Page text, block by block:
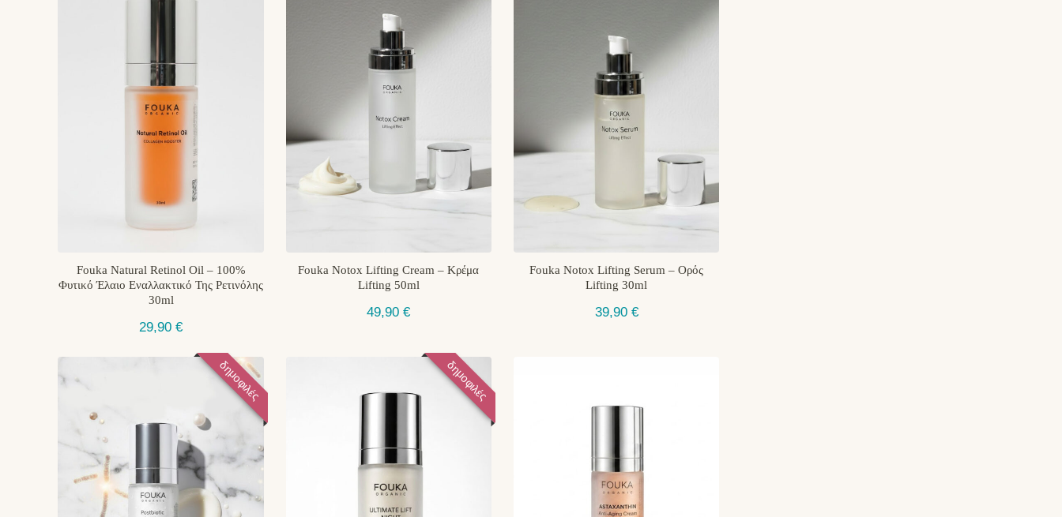
Fouka Natural Retinol Oil – 100%
Φυτικό Έλαιο Εναλλακτικό Της Ρετινόλης
30ml
29,90€
Fouka Notox Lifting Cream – Κρέμα
Lifting 50ml
49,90€
Fouka Notox Lifting Serum – Ορός
Lifting 30ml
39,90 €
δημοφιλές δημοφιλές